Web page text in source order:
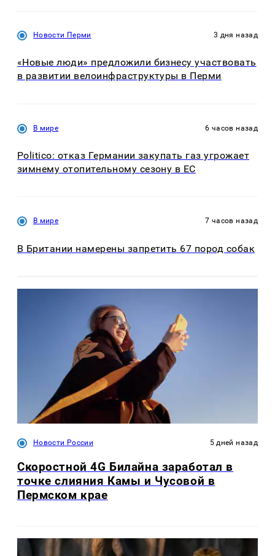
Новости Перми 3 дня назад
«Новые люди» предложили бизнесу участвовать
в развитии велоинфраструктуры в Перми
В мире 6 часов назад
Politico: отказ Германии закупать газ угрожает
зимнему отопительному сезону в ЕС
В мире 7 часов назад
В Британии намерены запретить 67 пород собак
Новости России 5 дней назад
Скоростной 4G Билайна заработал в
точке слияния Камы и Чусовой в
Пермском крае